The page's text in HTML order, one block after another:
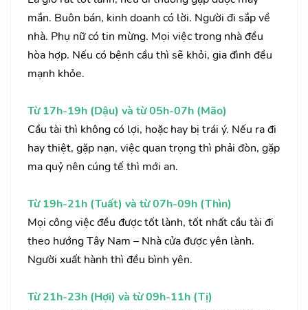
mắn. Buôn bán, kinh doanh có lời. Người đi sắp về
nhà. Phụ nữ có tin mừng. Mọi việc trong nhà đều
hòa hợp. Nếu có bệnh cầu thì sẽ khỏi, gia đình đều
mạnh khỏe.
Từ 17h-19h (Dậu) và từ 05h-07h (Mão)
Cầu tài thì không có lợi, hoặc hay bị trái ý. Nếu ra đi
hay thiệt, gặp nạn, việc quan trọng thì phải đòn, gặp
ma quỷ nên cúng tế thì mới an.
Từ 19h-21h (Tuất) và từ 07h-09h (Thìn)
Mọi công việc đều được tốt lành, tốt nhất cầu tài đi
theo hướng Tây Nam – Nhà cửa được yên lành.
Người xuất hành thì đều bình yên.
Từ 21h-23h (Hợi) và từ 09h-11h (Tị)